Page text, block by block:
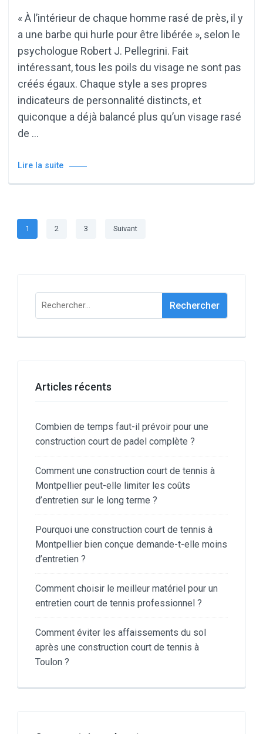
« À l’intérieur de chaque homme rasé de près, il y
a une barbe qui hurle pour être libérée », selon le
psychologue Robert J. Pellegrini. Fait
intéressant, tous les poils du visage ne sont pas
créés égaux. Chaque style a ses propres
indicateurs de personnalité distincts, et
quiconque a déjà balancé plus qu’un visage rasé
de …
Lire la suite
Pagination
des
Page
1 Page
2 Page
3 Suivant
Rechercher :
Articles récents
Combien de temps faut-il prévoir pour une
construction court de padel complète ?
Comment une construction court de tennis à
Montpellier peut-elle limiter les coûts
d’entretien sur le long terme ?
Pourquoi une construction court de tennis à
Montpellier bien conçue demande-t-elle moins
d’entretien ?
Comment choisir le meilleur matériel pour un
entretien court de tennis professionnel ?
Comment éviter les affaissements du sol
après une construction court de tennis à
Toulon ?